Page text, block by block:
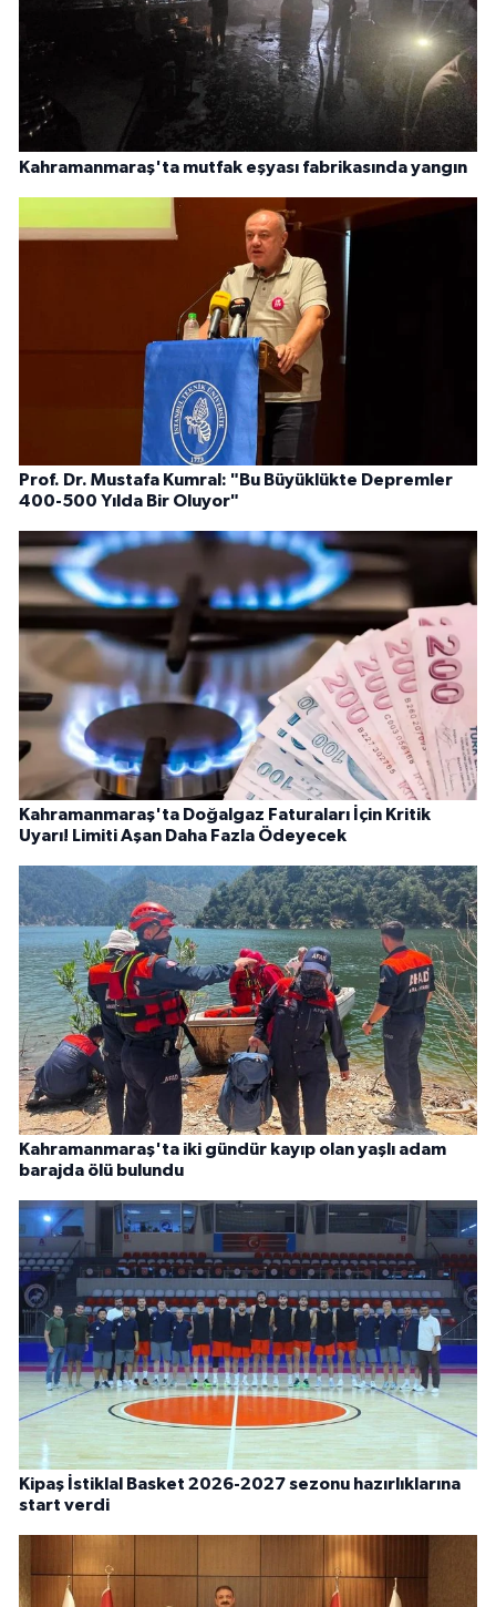
Kahramanmaraş'ta mutfak eşyası fabrikasında yangın
Prof. Dr. Mustafa Kumral: "Bu Büyüklükte Depremler
400-500 Yılda Bir Oluyor"
Kahramanmaraş'ta Doğalgaz Faturaları İçin Kritik
Uyarı! Limiti Aşan Daha Fazla Ödeyecek
Kahramanmaraş'ta iki gündür kayıp olan yaşlı adam
barajda ölü bulundu
Kipaş İstiklal Basket 2026-2027 sezonu hazırlıklarına
start verdi